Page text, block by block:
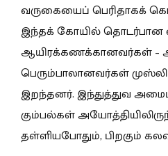
வருகையைப் பெரிதாகக்
இந்தக் கோயில் தொடர்பான
ஆயிரக்கணக்கானவர்கள் –
பெரும்பாலானவர்கள்
இறந்தனர். இந்துத்துவ
கும்பல்கள்
தள்ளியபோதும், பிறகும்